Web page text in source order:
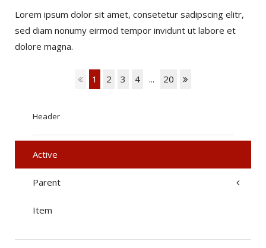
Lorem ipsum dolor sit amet, consetetur sadipscing elitr,
sed diam nonumy eirmod tempor invidunt ut labore et
dolore magna.
1 2 3 4 ... 20
Header
Active
Parent
Item